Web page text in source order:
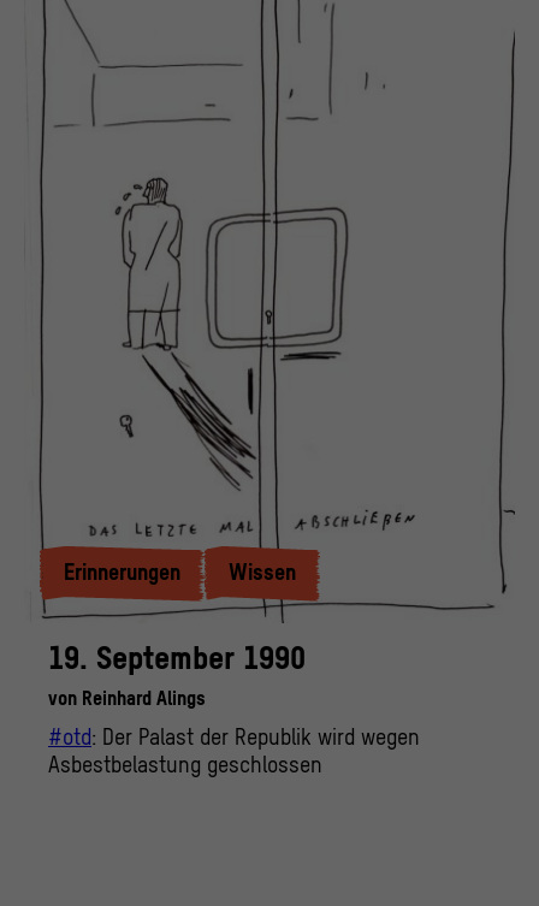
Erinnerungen Wissen
19. September 1990
von Reinhard Alings
#otd: Der Palast der Republik wird wegen
Asbestbelastung geschlossen